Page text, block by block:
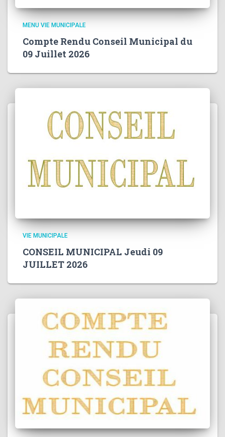
MENU VIE MUNICIPALE
Compte Rendu Conseil Municipal du
09 Juillet 2026
VIE MUNICIPALE
CONSEIL MUNICIPAL Jeudi 09
JUILLET 2026